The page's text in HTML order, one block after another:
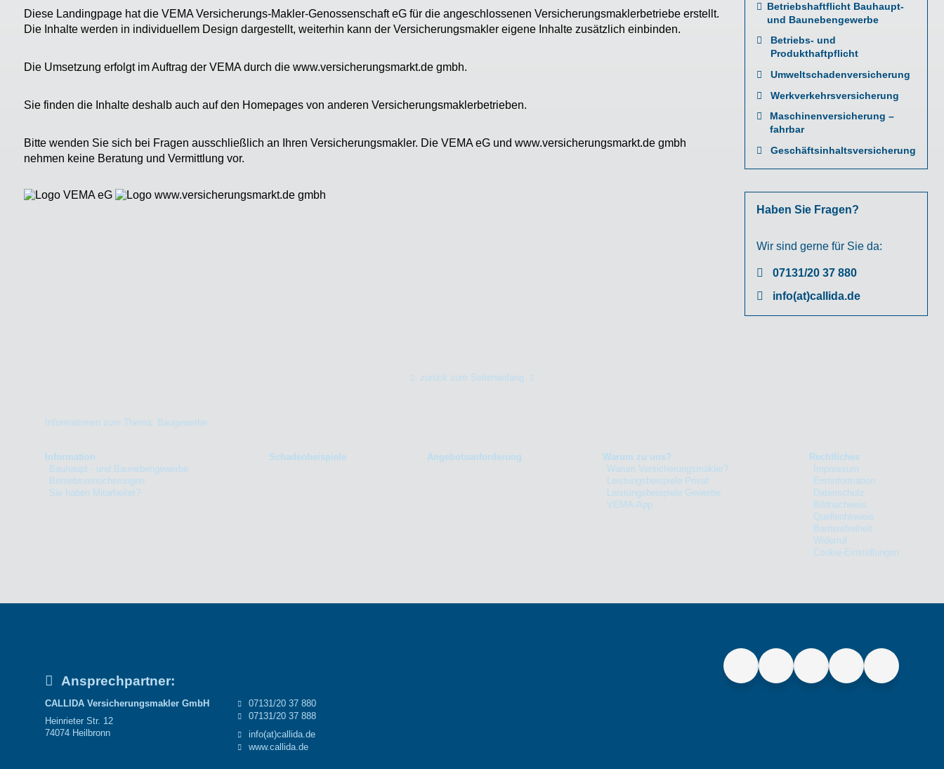
Diese Landingpage hat die VEMA Versicherungs-Makler-Genossenschaft eG für die angeschlossenen Versicherungsmaklerbetriebe erstellt.
Die Inhalte werden in individuellem Design dargestellt, weiterhin kann der Versicherungsmakler eigene Inhalte zusätzlich einbinden.
Die Umsetzung erfolgt im Auftrag der VEMA durch die www.versicherungsmarkt.de gmbh.
Sie finden die Inhalte deshalb auch auf den Homepages von anderen Versicherungsmaklerbetrieben.
Bitte wenden Sie sich bei Fragen ausschließlich an Ihren Versicherungsmakler. Die VEMA eG und www.versicherungsmarkt.de gmbh
nehmen keine Beratung und Vermittlung vor.
Betriebshaftflicht Bauhaupt-
und Baunebengewerbe
Betriebs- und
Produkthaftpflicht
Umweltschadenversicherung
Werkverkehrsversicherung
Maschinenversicherung –
fahrbar
Geschäftsinhaltsversicherung
Haben Sie Fragen?
Wir sind gerne für Sie da:
07131/20 37 880
info(at)callida.de
zurück zum Seitenanfang
Informationen zum Thema: Baugewerbe
Information
Bauhaupt - und Baunebengewerbe
Betriebsversicherungen
Sie haben Mitarbeiter?
Schadenbeispiele Angebotsanforderung
Warum zu uns?
Warum Versicherungsmakler?
Leistungsbeispiele Privat
Leistungsbeispiele Gewerbe
VEMA-App
Rechtliches
Impressum
Erstinformation
Datenschutz
Bildnachweis
Quellenhinweis
Barrierefreiheit
Widerruf
Cookie-Einstellungen
Ansprechpartner:
CALLIDA Versicherungsmakler GmbH
Heinrieter Str. 12
74074 Heilbronn
07131/20 37 880
07131/20 37 888
info(at)callida.de
www.callida.de